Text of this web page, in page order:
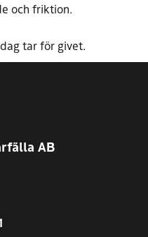
och friktion.
tar för givet.
AB